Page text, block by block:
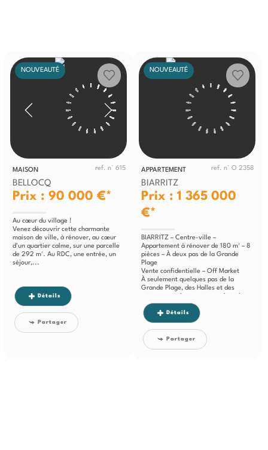
NOUVEAUTÉ
MAISON ref. n° 615
BELLOCQ
Prix : 90 000 €*
Au cœur du village !
Venez découvrir cette charmante
maison de ville, à rénover, au cœur
d'un quartier calme, sur une parcelle
de 292 m². Au RDC, une entrée, un
séjour,...
Détails
Partager
NOUVEAUTÉ
APPARTEMENT ref. n° O 2358
BIARRITZ
Prix : 1 365 000
€*
BIARRITZ – Centre-ville –
Appartement à rénover de 180 m² – 8
pièces – À deux pas de la Grande
Plage
Vente confidentielle – Off Market
À seulement quelques pas de la
Grande Plage, des Halles et des
centre-ville de...
Détails
Partager